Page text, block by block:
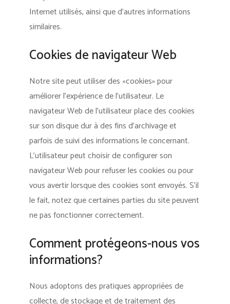
Internet utilisés, ainsi que d’autres informations
similaires.
Cookies de navigateur Web
Notre site peut utiliser des «cookies» pour
améliorer l’expérience de l’utilisateur. Le
navigateur Web de l’utilisateur place des cookies
sur son disque dur à des fins d’archivage et
parfois de suivi des informations le concernant.
L’utilisateur peut choisir de configurer son
navigateur Web pour refuser les cookies ou pour
vous avertir lorsque des cookies sont envoyés. S’il
le fait, notez que certaines parties du site peuvent
ne pas fonctionner correctement.
Comment protégeons-nous vos
informations?
Nous adoptons des pratiques appropriées de
collecte, de stockage et de traitement des